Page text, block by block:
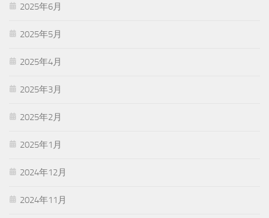
2025年6月
2025年5月
2025年4月
2025年3月
2025年2月
2025年1月
2024年12月
2024年11月